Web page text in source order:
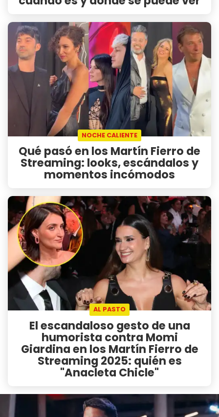
NOCHE CALIENTE
Qué pasó en los Martín Fierro de
Streaming: looks, escándalos y
momentos incómodos
AL PASTO
El escandaloso gesto de una
humorista contra Momi
Giardina en los Martín Fierro de
Streaming 2025: quién es
"Anacleta Chicle"